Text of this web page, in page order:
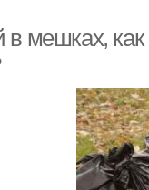
в мешках, как